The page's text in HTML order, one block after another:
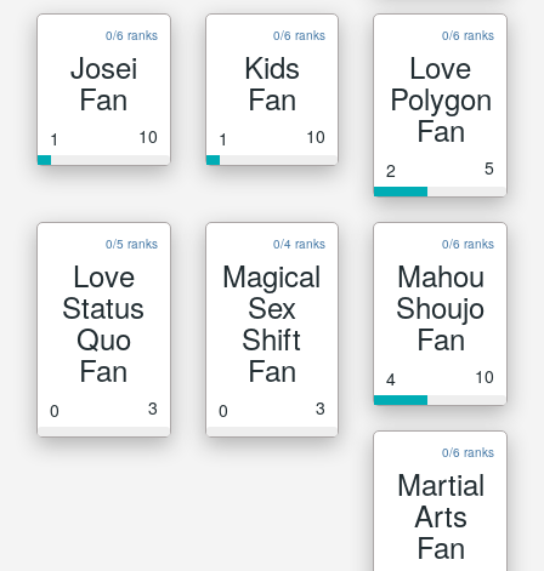
0/6 ranks
Josei
Fan
1 10
0/6 ranks
Kids
Fan
1 10
0/6 ranks
Love
Polygon
Fan
2 5
0/5 ranks
Love
Status
Quo
Fan
0 3
0/4 ranks
Magical
Sex
Shift
Fan
0 3
0/6 ranks
Mahou
Shoujo
Fan
4 10
0/6 ranks
Martial
Arts
Fan